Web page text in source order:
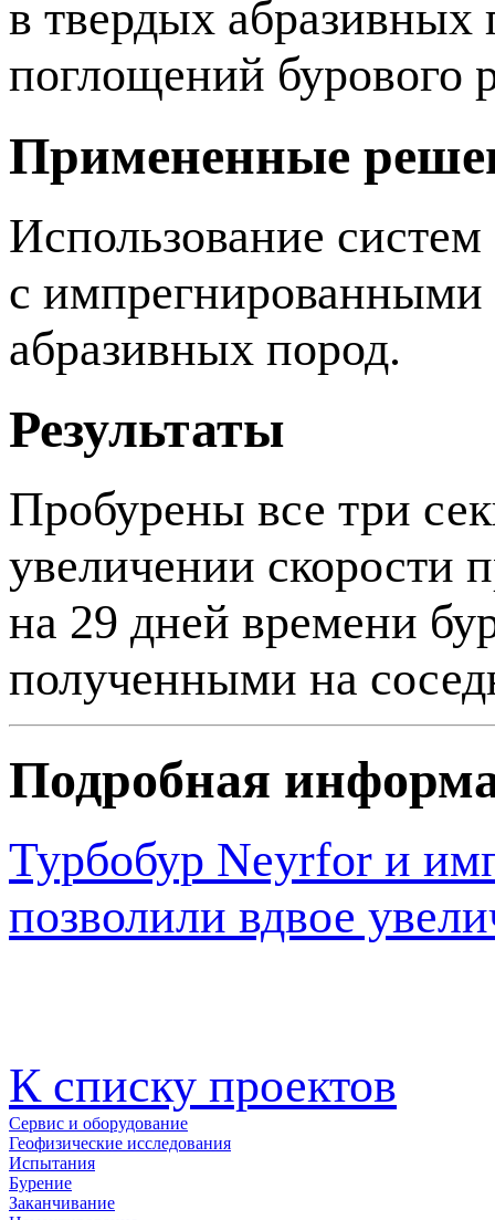
в твердых
поглощений бурового
Примененные
Использование
с импрегнированными
абразивных пород.
Результаты
Пробурены все три
увеличении скорости
на 29 дней времени
полученными на
Подробная
Турбобур Neyrfor и
позволили вдвое
К списку проектов
Сервис и оборудование
Геофизические исследования
Испытания
Бурение
Заканчивание